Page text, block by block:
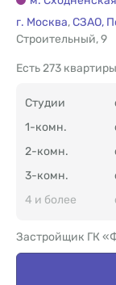
г. Москва,СЗАО,
Строительный,9
273 квартиры
Есть
Студии
1-комн.
2-комн.
3-комн.
4 и более
Застройщик ГК